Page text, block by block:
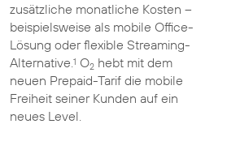
zusätzliche monatliche Kosten –
beispielsweise als mobile Office-
Lösung oder flexible Streaming-
Alternative.1 O2hebt mit dem
neuen Prepaid-Tarif die mobile
Freiheit seiner Kunden auf ein
neues Level.